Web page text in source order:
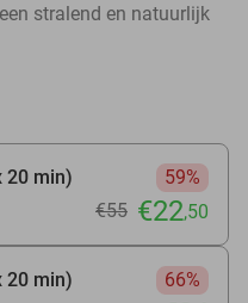
stralend en natuurlijk
20 min)
59%
€55 €22,50
20 min)
66%